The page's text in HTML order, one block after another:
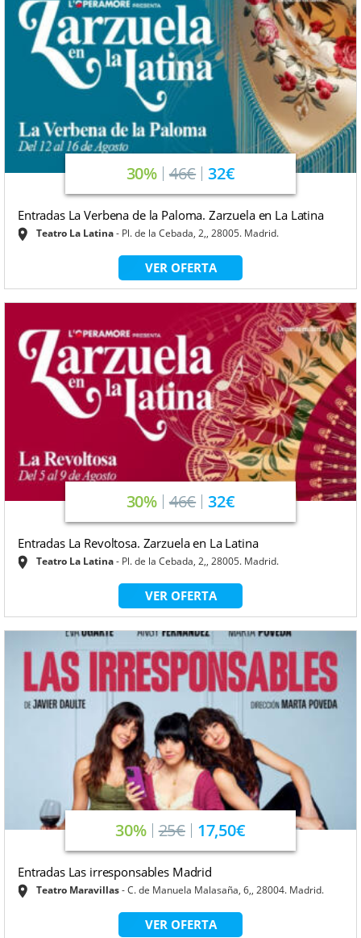
30% 46€ 32€
Entradas La Verbena de la Paloma. Zarzuela en La Latina
Teatro La Latina Pl. de la Cebada, 2,, 28005. Madrid.
VER OFERTA
30% 46€ 32€
Entradas La Revoltosa. Zarzuela en La Latina
Teatro La Latina Pl. de la Cebada, 2,, 28005. Madrid.
VER OFERTA
30% 25€ 17,50€
Entradas Las irresponsables Madrid
Teatro Maravillas C. de Manuela Malasaña, 6,, 28004. Madrid.
VER OFERTA